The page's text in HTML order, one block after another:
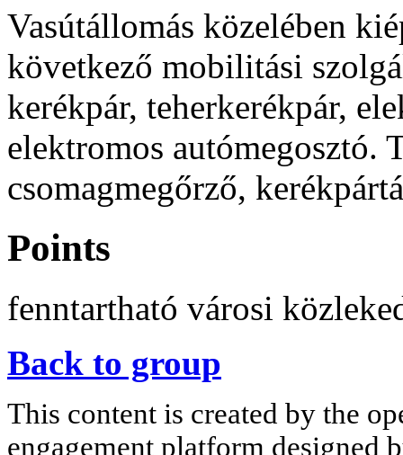
Vasútállomás közelében
következő mobilitási
kerékpár, teherkerékpár,
elektromos autómegosztó.
csomagmegőrző,
Points
fenntartható városi
Back to group
This content is created by the
engagement platform designed